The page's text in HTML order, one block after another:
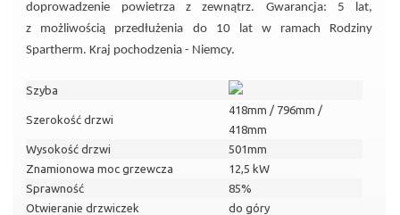
doprowadzenie powietrza z zewnątrz. Gwarancja: 5 lat,
z możliwością przedłużenia do 10 lat w ramach Rodziny
Spartherm. Kraj pochodzenia - Niemcy.
Szyba
Szerokość drzwi
418mm / 796mm /
418mm
Wysokość drzwi
501mm
Znamionowa moc grzewcza
12,5 kW
Sprawność
85%
Otwieranie drzwiczek
do góry